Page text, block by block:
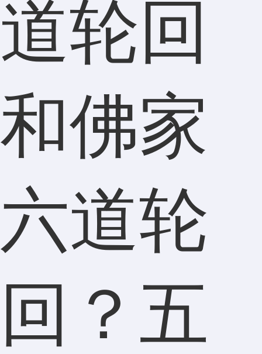
道轮回
和佛家
六道轮
回？五